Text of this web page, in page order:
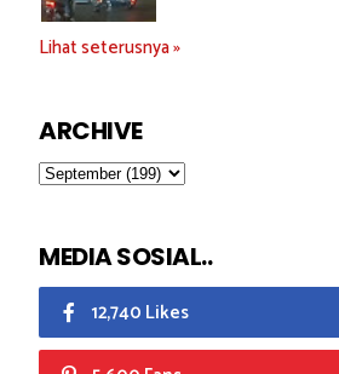
Lihat seterusnya »
ARCHIVE
MEDIA SOSIAL..
12,740 Likes